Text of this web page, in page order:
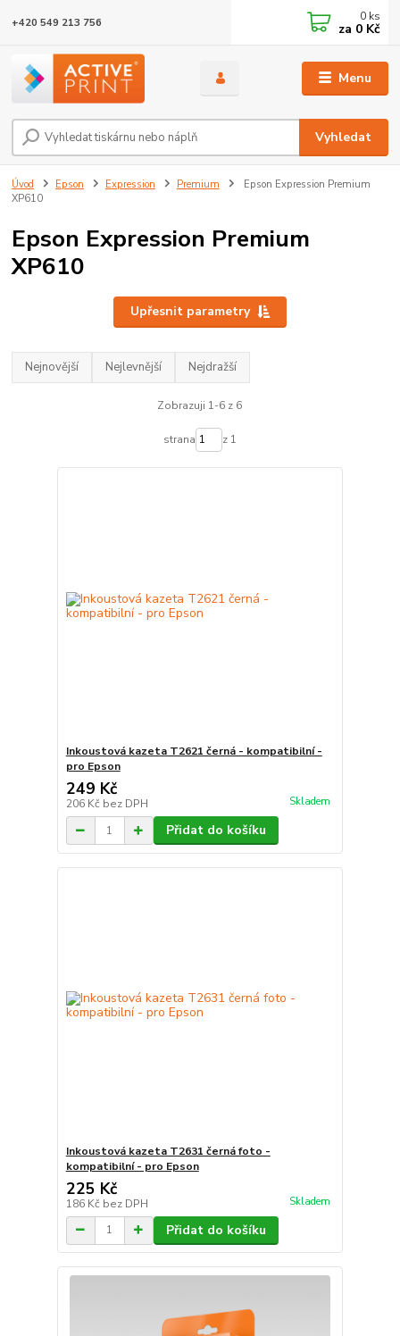
Menu
Vyhledat
+420 549 213 756 0 ks
za 0 Kč
Úvod Epson Expression Premium
Epson Expression Premium
XP610
Epson Expression Premium
XP610
Upřesnit parametry
Nejnovější Nejlevnější Nejdražší
Zobrazuji 1-6 z 6
strana z 1
Inkoustová kazeta T2621 černá - kompatibilní -
pro Epson
249 Kč
206 Kč bez DPH Skladem
Přidat do košíku
Inkoustová kazeta T2631 černá foto -
kompatibilní - pro Epson
225 Kč
186 Kč bez DPH Skladem
Přidat do košíku